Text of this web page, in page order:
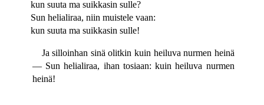
kun suuta ma suikkasin sulle?
Sun helialiraa, niin muistele vaan:
kun suuta ma suikkasin sulle!
Ja silloinhan sinä olitkin kuin heiluva nurmen heinä
— Sun helialiraa, ihan tosiaan: kuin heiluva nurmen
heinä!